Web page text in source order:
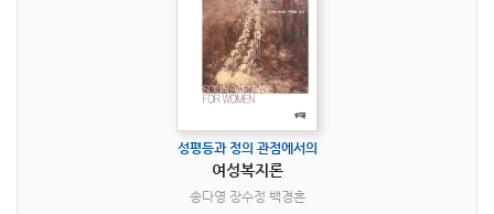
성평등과 정의 관점에서의
여성복지론
송다영 장수정 백경흔